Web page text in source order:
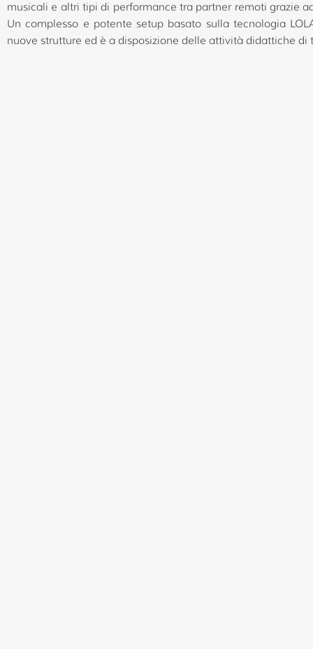
musicali e altri tipi di performance tra partner remoti grazie
Un complesso e potente setup basato sulla tecnologia
nuove strutture ed è a disposizione delle attività didattiche di